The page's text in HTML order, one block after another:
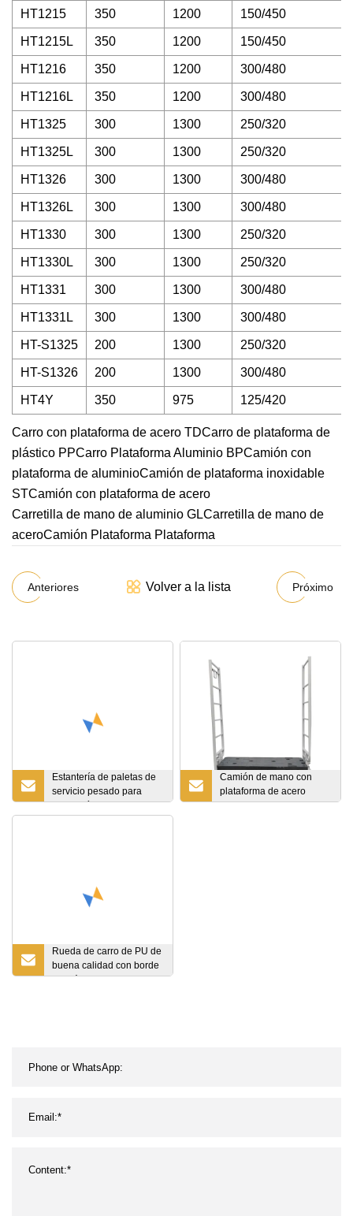
HT1215 350 1200 150/450
HT1215L 350 1200 150/450
HT1216 350 1200 300/480
HT1216L 350 1200 300/480
HT1325 300 1300 250/320
HT1325L 300 1300 250/320
HT1326 300 1300 300/480
HT1326L 300 1300 300/480
HT1330 300 1300 250/320
HT1330L 300 1300 250/320
HT1331 300 1300 300/480
HT1331L 300 1300 300/480
HT-S1325 200 1300 250/320
HT-S1326 200 1300 300/480
HT4Y 350 975 125/420
Carro con plataforma de acero TDCarro de plataforma de
plástico PPCarro Plataforma Aluminio BPCamión con
plataforma de aluminioCamión de plataforma inoxidable
STCamión con plataforma de acero
Carretilla de mano de aluminio GLCarretilla de mano de
aceroCamión Plataforma Plataforma
Anteriores Volver a la lista Próximo
Estantería de paletas de
servicio pesado para
estanterías de
Camión de mano con
plataforma de acero
plegable para servicio
Rueda de carro de PU de
buena calidad con borde
de plástico